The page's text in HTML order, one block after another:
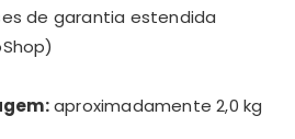
de garantia estendida
aproximadamente 2,0 kg